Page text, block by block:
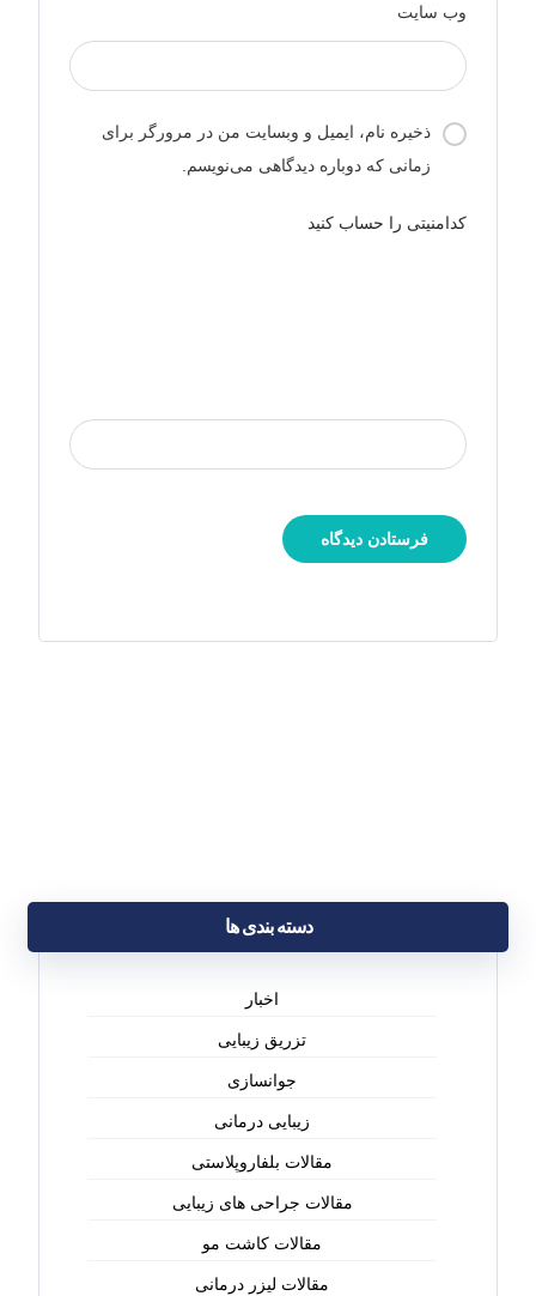
وب‌ سایت
ذخیره نام، ایمیل و وبسایت من در مرورگر برای
زمانی که دوباره دیدگاهی می‌نویسم.
کدامنیتی را حساب کنید
دسته بندی ها
اخبار
تزریق زیبایی
جوانسازی
زیبایی درمانی
مقالات بلفاروپلاستی
مقالات جراحی های زیبایی
مقالات کاشت مو
مقالات لیزر درمانی